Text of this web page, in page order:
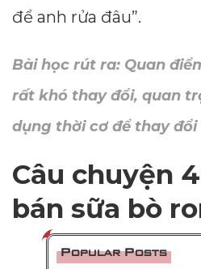
để anh rửa đâu”.
Bài học rút ra: Quan
rất khó thay đổi, quan
dụng thời cơ để thay
Câu chuyện
bán sữa bò
Popular Posts